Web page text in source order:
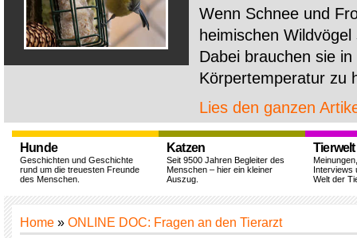
Wenn Schnee und
heimischen
Dabei brauchen sie
Körpertemperatur zu
Lies den ganzen
Hunde
Geschichten und Geschichte
rund um die treuesten Freunde
des Menschen.
Katzen
Seit 9500 Jahren Begleiter des
Menschen – hier ein kleiner
Auszug.
Tierwelt
Interviews
Welt der
Home » ONLINE DOC: Fragen an den Tierarzt